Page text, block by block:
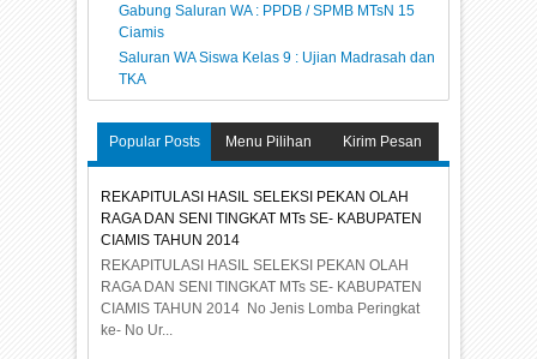
Gabung Saluran WA : PPDB / SPMB MTsN 15
Ciamis
Saluran WA Siswa Kelas 9 : Ujian Madrasah dan
TKA
Popular Posts Menu Pilihan Kirim Pesan
REKAPITULASI HASIL SELEKSI PEKAN OLAH
RAGA DAN SENI TINGKAT MTs SE- KABUPATEN
CIAMIS TAHUN 2014
REKAPITULASI HASIL SELEKSI PEKAN OLAH
RAGA DAN SENI TINGKAT MTs SE- KABUPATEN
CIAMIS TAHUN 2014 No Jenis Lomba Peringkat
ke- No Ur...